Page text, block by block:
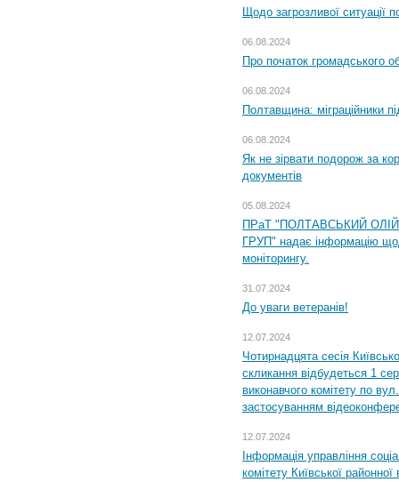
Щодо загрозливої ситуації
06.08.2024
Про початок громадського
06.08.2024
Полтавщина: міграційники
06.08.2024
Як не зірвати подорож за
документів
05.08.2024
ПРаТ "ПОЛТАВСЬКИЙ
ГРУП" надає інформацію
моніторингу.
31.07.2024
До уваги ветеранів!
12.07.2024
Чотирнадцята сесія
скликання відбудеться 1
виконавчого комітету по
застосуванням
12.07.2024
Інформація управління
комітету Київської